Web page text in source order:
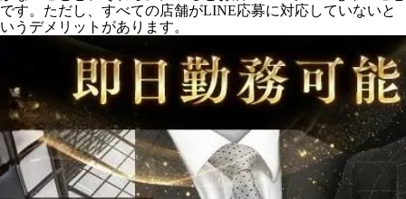
です。ただし、すべての店舗がLINE応募に対応していないと
いうデメリットがあります。